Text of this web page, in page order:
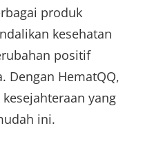
produk
kesehatan
positif
Dengan HematQQ,
yang
ini.